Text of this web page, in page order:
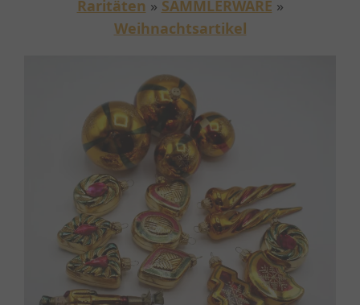
Raritäten » SAMMLERWARE »
Weihnachtsartikel